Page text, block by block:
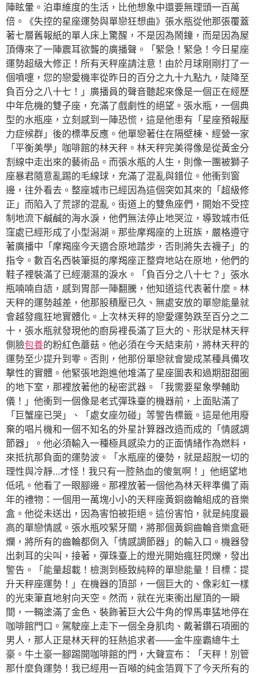
陣眩暈。泊車維度的生活，比他想象中還要無理頭一百萬
倍。《失控的星座運勢與單戀狂想曲》張水瓶從他那張覆蓋
著七層舊報紙的單人床上驚醒，不是因為鬧鐘，而是因為屋
頂傳來了一陣震耳欲聾的廣播聲。「緊急！緊急！今日星座
運勢超級大修正！所有天秤座請注意！由於月球剛剛打了一
個噴嚏，您的戀愛機率從昨日的百分之九十九點九，陡降至
負百分之八十七！」廣播員的聲音聽起來像是一個正在經歷
中年危機的雙子座，充滿了戲劇性的絕望。張水瓶，一個典
型的水瓶座，立刻感到一陣恐慌，這是他患有「星座預報壓
力症候群」後的標準反應。他單戀著住在隔壁棟、經營一家
「平衡美學」咖啡館的林天秤。林天秤完美得像是從黃金分
割線中走出來的藝術品。而張水瓶的人生，則像一團被獅子
座暴君隨意亂踢的毛線球，充滿了混亂與錯位。他衝到窗
邊，往外看去。整座城市已經因為這個突如其來的「超級修
正」而陷入了荒謬的混亂。街道上的雙魚座們，開始不受控
制地流下鹹鹹的海水淚，他們無法停止地哭泣，導致城市低
窪處已經形成了小型潟湖。那些摩羯座的上班族，嚴格遵守
著廣播中「摩羯座今天適合原地踏步，否則將失去襪子」的
指令。數百名西裝筆挺的摩羯座正整齊地站在原地，他們的
鞋子裡裝滿了已經潮濕的淚水。「負百分之八十七？」張水
瓶喃喃自語，感到胃部一陣翻騰，他知道這代表著什麼。林
天秤的運勢越差，他那股積壓已久、無處安放的單戀能量就
會越發瘋狂地實體化。上次林天秤的戀愛運勢跌至百分之二
十，張水瓶就發現他的廚房裡長滿了巨大的、形狀是林天秤
側臉包養的粉紅色蘑菇。他必須在今天結束前，將林天秤的
運勢至少提升到零。否則，他那份單戀就會變成某種具備攻
擊性的實體。他緊張地跑進他堆滿了星座圖表和過期甜甜圈
的地下室，那裡放著他的秘密武器。「我需要星象學輔助
儀！」他衝到一個像是老式彈珠臺的機器前，上面貼滿了
「巨蟹座已哭」、「處女座勿碰」等警告標籤。這是他用廢
棄的唱片機和一個不知名的外星計算器改造而成的「情感調
節器」。他必須輸入一種極具感染力的正面情緒作為燃料，
來抵抗那負面的運勢波。「水瓶座的優勢，就是超脫一切的
理性與冷靜…才怪！我只有一腔熱血的傻氣啊！」他絕望地
低吼。他看了一眼腳邊。那裡放著一個他為林天秤準備了兩
年的禮物：一個用一萬塊小小的天秤座黃銅齒輪組成的音樂
盒。他從未送出，因為害怕被拒絕。這份害怕，就是純度最
高的單戀情感。張水瓶咬緊牙關，將那個黃銅齒輪音樂盒砸
爛，將所有的齒輪都倒入「情感調節器」的輸入口。機器發
出刺耳的尖叫，接著，彈珠臺上的燈光開始瘋狂閃爍，發出
警告。「能量超載！檢測到極致純粹的單戀能量！目標：提
升天秤座運勢！」在機器的頂部，一個巨大的、像彩虹一樣
的光束筆直地射向天空。然而，就在光束衝出屋頂的一瞬
間，一輛塗滿了金色、裝飾著巨大公牛角的悍馬車猛地停在
咖啡館門口。駕駛座上走下一個全身肌肉、戴著鑽石項圈的
男人，那人正是林天秤的狂熱追求者——金牛座霸總牛土
豪。牛土豪一腳踢開咖啡館的門，大聲宣布：「天秤！別管
那什麼負運勢！我已經用一百噸的純金箔買下了今天所有的